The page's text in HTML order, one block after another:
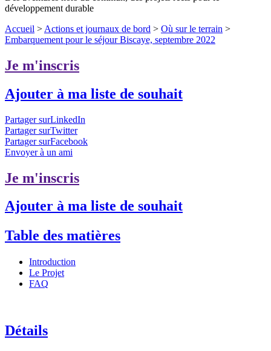
développement durable
Accueil > Actions et journaux de bord > Où sur le terrain >
Embarquement pour le séjour Biscaye, septembre 2022
Je m'inscris
Ajouter à ma liste de souhait
Partager surLinkedIn
Partager surTwitter
Partager surFacebook
Envoyer à un ami
Je m'inscris
Ajouter à ma liste de souhait
Table des matières
Introduction
Le Projet
FAQ
Détails